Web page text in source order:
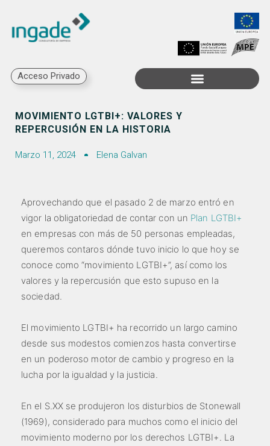
Acceso Privado
MOVIMIENTO LGTBI+: VALORES Y
REPERCUSIÓN EN LA HISTORIA
Marzo 11, 2024 Elena Galvan
Aprovechando que el pasado 2 de marzo entró en
vigor la obligatoriedad de contar con un Plan LGTBI+
en empresas con más de 50 personas empleadas,
queremos contaros dónde tuvo inicio lo que hoy se
conoce como “movimiento LGTBI+”, así como los
valores y la repercusión que esto supuso en la
sociedad.
El movimiento LGTBI+ ha recorrido un largo camino
desde sus modestos comienzos hasta convertirse
en un poderoso motor de cambio y progreso en la
lucha por la igualdad y la justicia.
En el S.XX se produjeron los disturbios de Stonewall
(1969), considerado para muchos como el inicio del
movimiento moderno por los derechos LGTBI+. La